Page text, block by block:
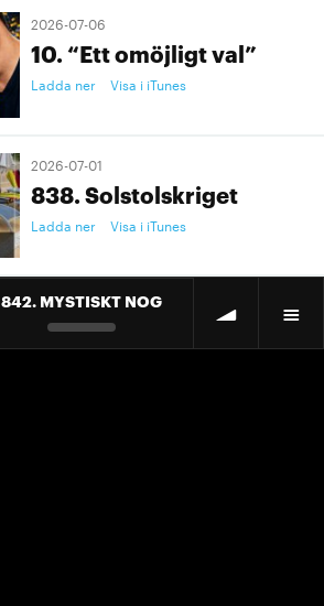
2026-07-06
10. “Ett omöjligt val”
Ladda ner Visa i iTunes
2026-07-01
838. Solstolskriget
Ladda ner Visa i iTunes
2026-07-01
9. "Ett landslag att älska"
842. MYSTISKT NOG